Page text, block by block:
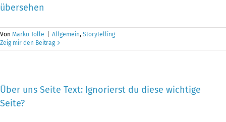
übersehen
Von Marko Tolle Allgemein, Storytelling
Zeig mir den Beitrag
Über uns Seite Text: Ignorierst du diese wichtige
Seite?